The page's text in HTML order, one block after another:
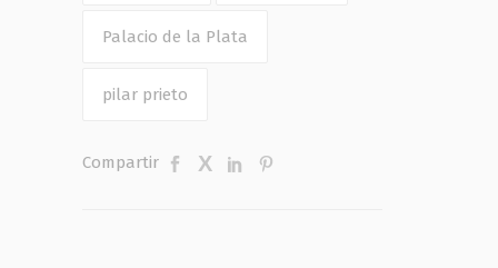
Palacio de la Plata
pilar prieto
Compartir